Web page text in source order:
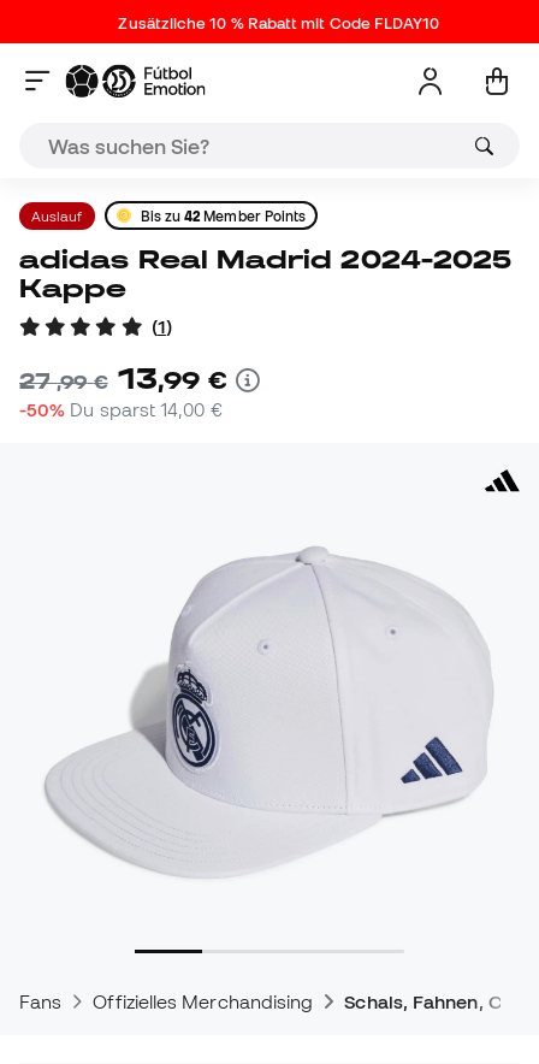
Zusätzliche 10 % Rabatt mit Code FLDAY10
Auslauf Bis zu42 Member Points
adidas Real Madrid 2024-2025
Kappe
(1)
27,99 € 13,99 €
-50% Du sparst14,00 €
Fans Offizielles Merchandising Schals, Fahnen,